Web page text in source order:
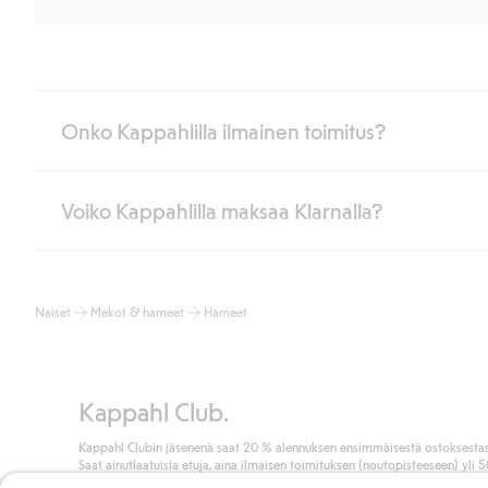
Onko Kappahlilla ilmainen toimitus?
Jos olet Kappahl Clubin jäsen, saat aina ilmaisen toimituksen
Lue lisää
Voiko Kappahlilla maksaa Klarnalla?
Naiset Mekot & hameet Hameet
Kappahl Club.
Kappahl Clubin jäsenenä saat 20 % alennuksen ensimmäisestä
Saat ainutlaatuisia etuja, aina ilmaisen toimituksen (noutopisteeseen) yli